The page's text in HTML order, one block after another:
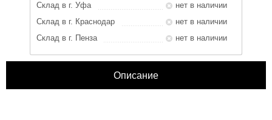
Склад в г. Уфа
нет в наличии
Склад в г. Краснодар
нет в наличии
Склад в г. Пенза
нет в наличии
Описание